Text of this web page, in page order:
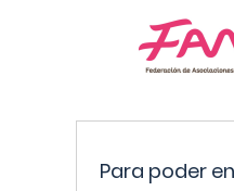
Para poder